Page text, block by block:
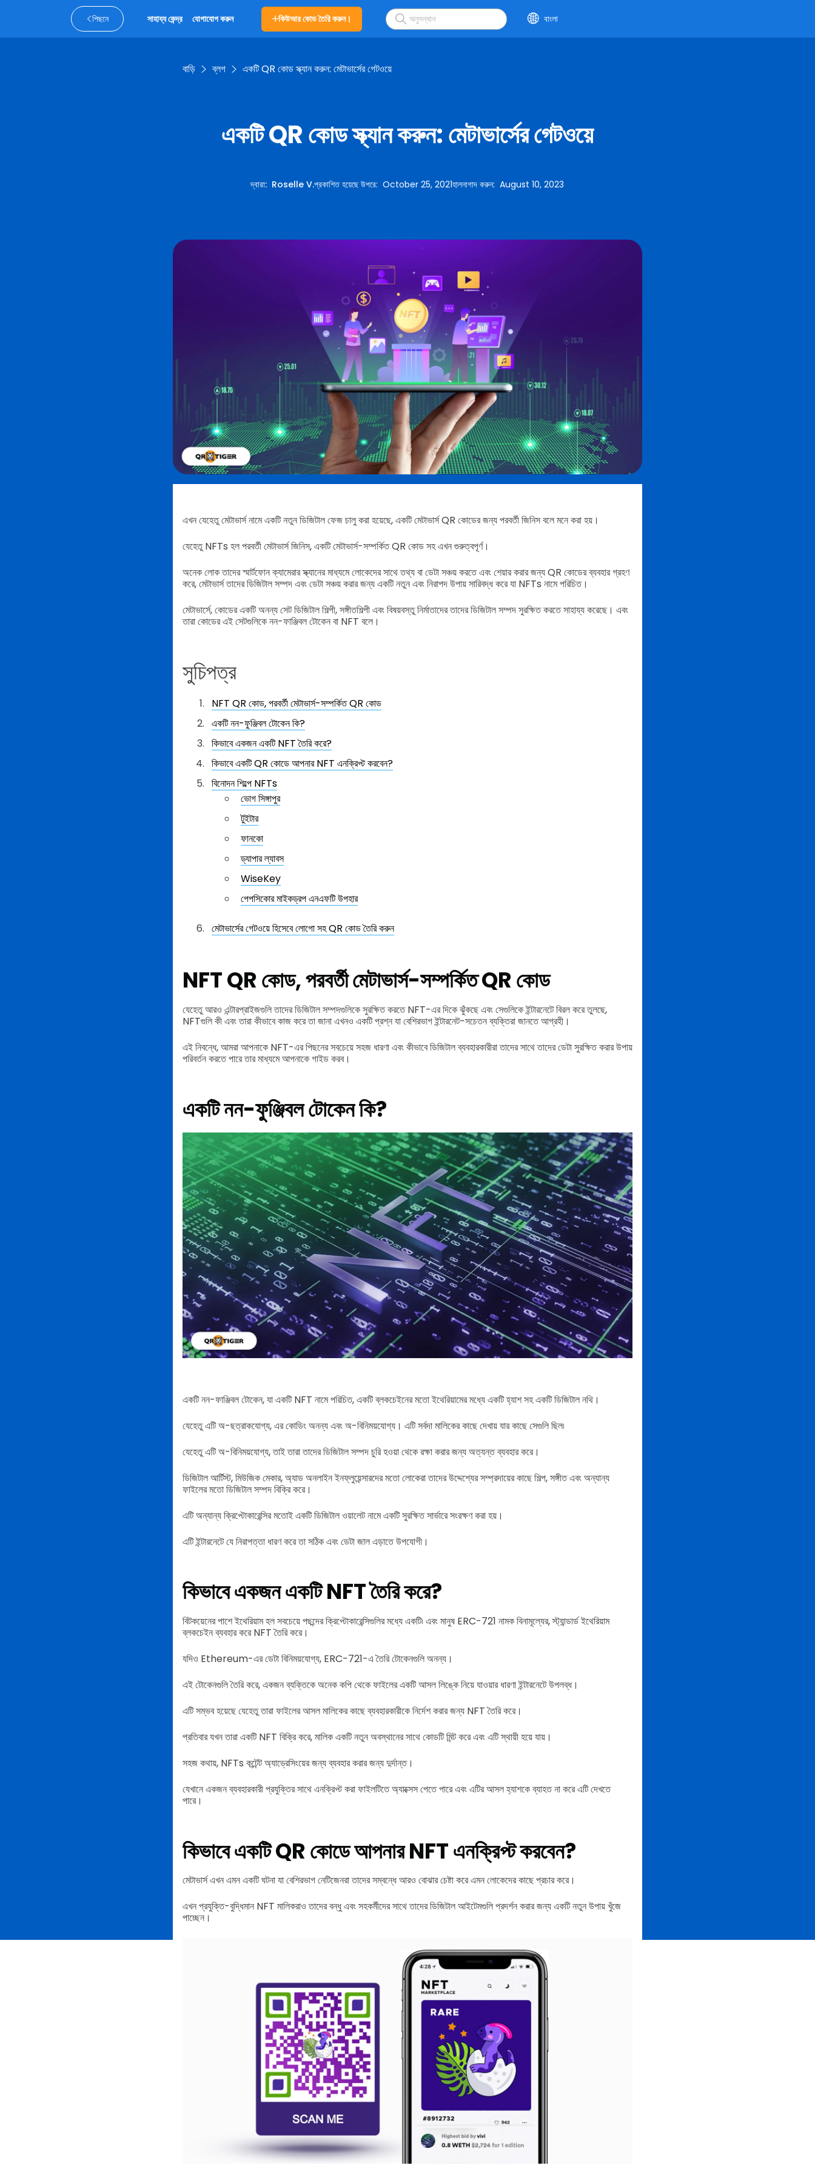
পিছনে সাহায্য কেন্দ্র যোগাযোগ করুন কিউআর কোড তৈরি করুন। বাংলা
বাড়ি ব্লগ একটি QR কোড স্ক্যান করুন: মেটাভার্সের গেটওয়ে
একটি QR কোড স্ক্যান করুন: মেটাভার্সের গেটওয়ে
দ্বারা: Roselle V.প্রকাশিত হয়েছে উপরে:October 25, 2021হালনাগাদ করুন:August 10, 2023
এখন যেহেতু মেটাভার্স নামে একটি নতুন ডিজিটাল ফেজ চালু করা হয়েছে, একটি মেটাভার্স QR কোডের জন্য পরবর্তী জিনিস বলে মনে করা হয়।
যেহেতু NFTs হল পরবর্তী মেটাভার্স জিনিস, একটি মেটাভার্স-সম্পর্কিত QR কোড সহ এখন গুরুত্বপূর্ণ।
অনেক লোক তাদের স্মার্টফোন ক্যামেরার স্ক্যানের মাধ্যমে লোকেদের সাথে তথ্য বা ডেটা সঞ্চয় করতে এবং শেয়ার করার জন্য QR কোডের ব্যবহার গ্রহণ
করে, মেটাভার্স তাদের ডিজিটাল সম্পদ এবং ডেটা সঞ্চয় করার জন্য একটি নতুন এবং নিরাপদ উপায় সারিবদ্ধ করে যা NFTs নামে পরিচিত।
মেটাভার্সে, কোডের একটি অনন্য সেট ডিজিটাল শিল্পী, সঙ্গীতশিল্পী এবং বিষয়বস্তু নির্মাতাদের তাদের ডিজিটাল সম্পদ সুরক্ষিত করতে সাহায্য করেছে। এবং
তারা কোডের এই সেটগুলিকে নন-ফাঞ্জিবল টোকেন বা NFT বলে।
সুচিপত্র
NFT QR কোড, পরবর্তী মেটাভার্স-সম্পর্কিত QR কোড
একটি নন-ফুঞ্জিবল টোকেন কি?
কিভাবে একজন একটি NFT তৈরি করে?
কিভাবে একটি QR কোডে আপনার NFT এনক্রিপ্ট করবেন?
বিনোদন শিল্পে NFTs
ভোগ সিঙ্গাপুর
টুইটার
ফানকো
ড্যাপার ল্যাবস
WiseKey
পেপসিকোর মাইকড্রপ এনএফটি উপহার
মেটাভার্সের গেটওয়ে হিসেবে লোগো সহ QR কোড তৈরি করুন
NFT QR কোড, পরবর্তী মেটাভার্স-সম্পর্কিত QR কোড
যেহেতু আরও এন্টারপ্রাইজগুলি তাদের ডিজিটাল সম্পদগুলিকে সুরক্ষিত করতে NFT-এর দিকে ঝুঁকছে এবং সেগুলিকে ইন্টারনেটে বিরল করে তুলছে,
NFTগুলি কী এবং তারা কীভাবে কাজ করে তা জানা এখনও একটি প্রশ্ন যা বেশিরভাগ ইন্টারনেট-সচেতন ব্যক্তিরা জানতে আগ্রহী।
এই নিবন্ধে, আমরা আপনাকে NFT-এর পিছনের সবচেয়ে সহজ ধারণা এবং কীভাবে ডিজিটাল ব্যবহারকারীরা তাদের সাথে তাদের ডেটা সুরক্ষিত করার উপায়
পরিবর্তন করতে পারে তার মাধ্যমে আপনাকে গাইড করব।
একটি নন-ফুঞ্জিবল টোকেন কি?
একটি নন-ফাঞ্জিবল টোকেন, যা একটি NFT নামে পরিচিত, একটি ব্লকচেইনের মতো ইথেরিয়ামের মধ্যে একটি হ্যাশ সহ একটি ডিজিটাল নথি।
যেহেতু এটি অ-ছত্রাকযোগ্য, এর কোডিং অনন্য এবং অ-বিনিময়যোগ্য। এটি সর্বদা মালিকের কাছে দেখায় যার কাছে সেগুলি ছিল৷
যেহেতু এটি অ-বিনিময়যোগ্য, তাই তারা তাদের ডিজিটাল সম্পদ চুরি হওয়া থেকে রক্ষা করার জন্য অত্যন্ত ব্যবহার করে।
ডিজিটাল আর্টিস্ট, মিউজিক মেকার, অ্যাড অনলাইন ইনফ্লুয়েন্সারদের মতো লোকেরা তাদের উদ্দেশ্যের সম্প্রদায়ের কাছে শিল্প, সঙ্গীত এবং অন্যান্য
ফাইলের মতো ডিজিটাল সম্পদ বিক্রি করে।
এটি অন্যান্য ক্রিপ্টোকারেন্সির মতোই একটি ডিজিটাল ওয়ালেট নামে একটি সুরক্ষিত সার্ভারে সংরক্ষণ করা হয়।
এটি ইন্টারনেটে যে নিরাপত্তা ধারণ করে তা সঠিক এবং ডেটা জাল এড়াতে উপযোগী।
কিভাবে একজন একটি NFT তৈরি করে?
বিটকয়েনের পাশে ইথেরিয়াম হল সবচেয়ে পছন্দের ক্রিপ্টোকারেন্সিগুলির মধ্যে একটি৷ এবং মানুষ ERC-721 নামক বিনামূল্যের, স্ট্যান্ডার্ড ইথেরিয়াম
ব্লকচেইন ব্যবহার করে NFT তৈরি করে।
যদিও Ethereum-এর ডেটা বিনিময়যোগ্য, ERC-721-এ তৈরি টোকেনগুলি অনন্য।
এই টোকেনগুলি তৈরি করে, একজন ব্যক্তিকে অনেক কপি থেকে ফাইলের একটি আসল লিঙ্কে নিয়ে যাওয়ার ধারণা ইন্টারনেটে উপলব্ধ।
এটি সম্ভব হয়েছে যেহেতু তারা ফাইলের আসল মালিকের কাছে ব্যবহারকারীকে নির্দেশ করার জন্য NFT তৈরি করে।
প্রতিবার যখন তারা একটি NFT বিক্রি করে, মালিক একটি নতুন অবস্থানের সাথে কোডটি মিন্ট করে এবং এটি স্থায়ী হয়ে যায়।
সহজ কথায়, NFTs কন্টেন্ট অ্যাড্রেসিংয়ের জন্য ব্যবহার করার জন্য দুর্দান্ত।
যেখানে একজন ব্যবহারকারী প্রযুক্তির সাথে এনক্রিপ্ট করা ফাইলটিতে অ্যাক্সেস পেতে পারে এবং এটির আসল হ্যাশকে ব্যাহত না করে এটি দেখতে
পারে।
কিভাবে একটি QR কোডে আপনার NFT এনক্রিপ্ট করবেন?
মেটাভার্স এখন এমন একটি ঘটনা যা বেশিরভাগ নেটিজেনরা তাদের সম্বন্ধে আরও বোঝার চেষ্টা করে এমন লোকেদের কাছে প্রচার করে।
এখন প্রযুক্তি-বুদ্ধিমান NFT মালিকরাও তাদের বন্ধু এবং সহকর্মীদের সাথে তাদের ডিজিটাল আইটেমগুলি প্রদর্শন করার জন্য একটি নতুন উপায় খুঁজে
পাচ্ছেন।